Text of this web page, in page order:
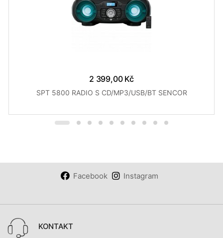
2 399,00 Kč
SPT 5800 RADIO S CD/MP3/USB/BT SENCOR
Facebook Instagram
KONTAKT